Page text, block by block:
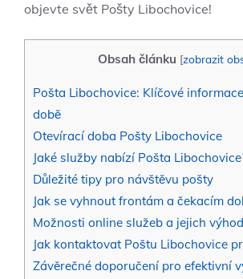
objevte svět Pošty Libochovice!
Obsah článku [zobrazit
Pošta Libochovice: Klíčové
době
Otevírací doba Pošty Libochovice
Jaké služby nabízí Pošta
Důležité tipy pro návštěvu pošty
Jak se vyhnout frontám a čekacím
Možnosti online služeb a jejich
Jak kontaktovat Poštu Libochovice
Závěrečné doporučení pro efektivní